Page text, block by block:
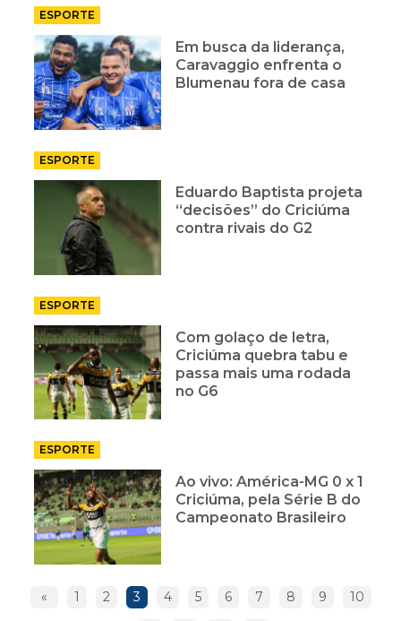
ESPORTE
Em busca da liderança,
Caravaggio enfrenta o
Blumenau fora de casa
ESPORTE
Eduardo Baptista projeta
“decisões” do Criciúma
contra rivais do G2
ESPORTE
Com golaço de letra,
Criciúma quebra tabu e
passa mais uma rodada
no G6
ESPORTE
Ao vivo: América-MG 0 x 1
Criciúma, pela Série B do
Campeonato Brasileiro
« 1 2 3 4 5 6 7 8 9 10